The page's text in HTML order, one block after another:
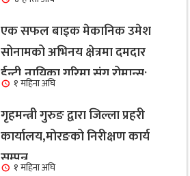
जोड
एक सफल बाइक मेकानिक उमेश
सोनामको अभिनय क्षेत्रमा दमदार
ईन्ट्री,नायिका गरिमा संग रोमान्स:
हेर्नुहोस भिडियो ।
१ महिना अघि
गृहमन्त्री गुरुङ द्वारा जिल्ला प्रहरी
कार्यालय,मोरङको निरीक्षण कार्य
सम्पन्न१ महिना अघि